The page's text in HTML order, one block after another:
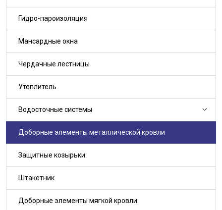
Гидро-пароизоляция
Мансардные окна
Чердачные лестницы
Утеплитель
Водосточные системы
Доборные элементы металлической кровли
Защитные козырьки
Штакетник
Доборные элементы мягкой кровли